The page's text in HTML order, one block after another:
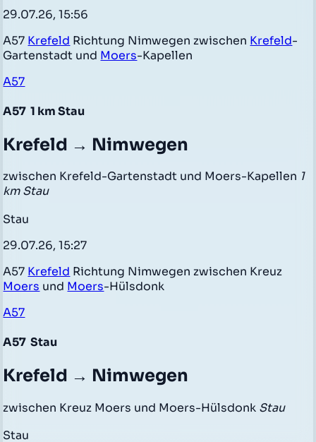
29.07.26, 15:56
A57 Krefeld Richtung Nimwegen zwischen Krefeld-
Gartenstadt und Moers-Kapellen
A57
A57 1 km Stau
Krefeld → Nimwegen
zwischen Krefeld-Gartenstadt und Moers-Kapellen 1
km Stau
Stau
29.07.26, 15:27
A57 Krefeld Richtung Nimwegen zwischen Kreuz
Moers und Moers-Hülsdonk
A57
A57 Stau
Krefeld → Nimwegen
zwischen Kreuz Moers und Moers-Hülsdonk Stau
Stau